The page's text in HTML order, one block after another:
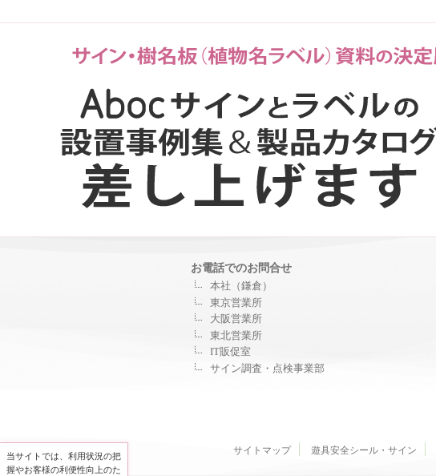
当サイトでは、利用状況の把
握やお客様の利便性向上のた
お電話でのお問合せ
本社（鎌倉）
東京営業所
大阪営業所
東北営業所
IT販促室
サイン調査・点検事業部
サイトマップ 遊具安全シール・サイン